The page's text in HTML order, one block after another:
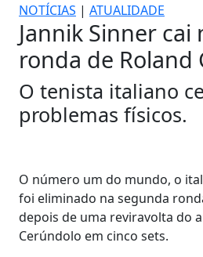
NOTÍCIAS | ATUALIDADE
Jannik Sinner cai
ronda de Roland
O tenista italiano
problemas físicos.
O número um do mundo, o
foi eliminado na segunda
depois de uma reviravolta do
Cerúndolo em cinco sets.